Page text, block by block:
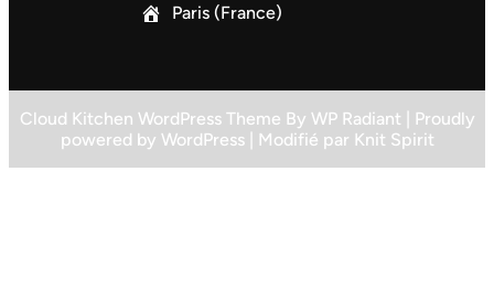
Paris (France)
Cloud Kitchen WordPress Theme By WP Radiant | Proudly
powered by WordPress| Modifié par Knit Spirit